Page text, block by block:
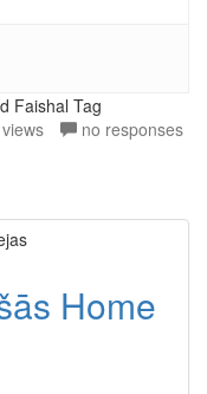
Faishal Tag
no responses
Home